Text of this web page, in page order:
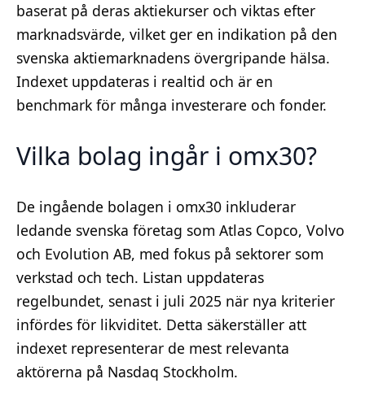
baserat på deras aktiekurser och viktas efter
marknadsvärde, vilket ger en indikation på den
svenska aktiemarknadens övergripande hälsa.
Indexet uppdateras i realtid och är en
benchmark för många investerare och fonder.
Vilka bolag ingår i omx30?
De ingående bolagen i omx30 inkluderar
ledande svenska företag som Atlas Copco, Volvo
och Evolution AB, med fokus på sektorer som
verkstad och tech. Listan uppdateras
regelbundet, senast i juli 2025 när nya kriterier
infördes för likviditet. Detta säkerställer att
indexet representerar de mest relevanta
aktörerna på Nasdaq Stockholm.